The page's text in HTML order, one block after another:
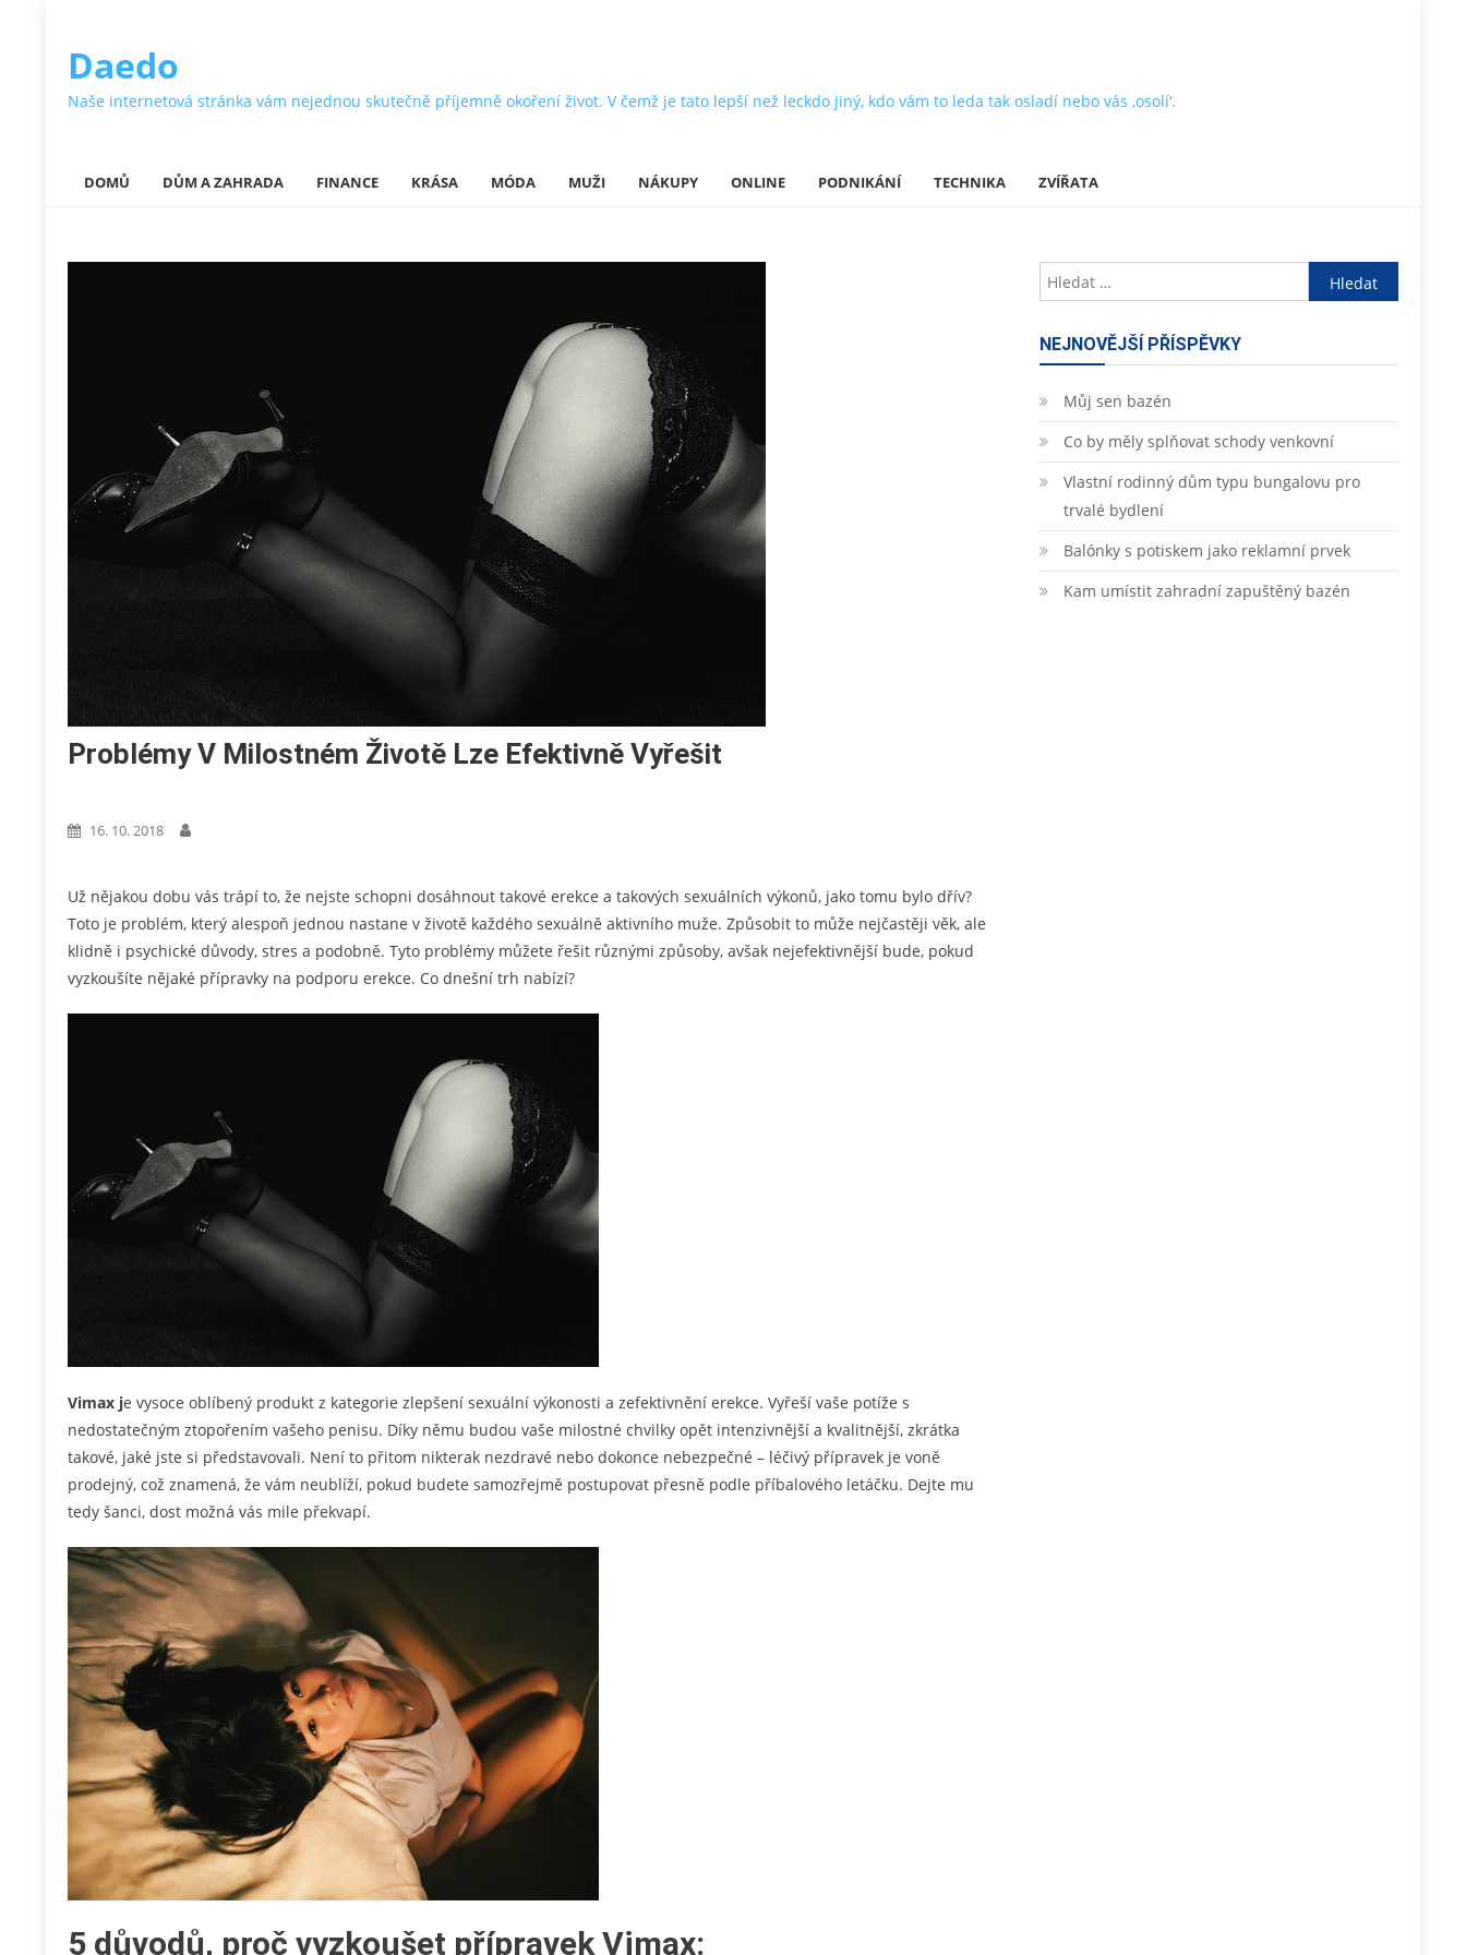
Daedo
Naše internetová stránka vám nejednou skutečně příjemně okoření život. V čemž je tato lepší než leckdo jiný, kdo vám to leda tak osladí nebo vás ‚osolí‘.
DOMŮ DŮM A ZAHRADA FINANCE KRÁSA MÓDA MUŽI NÁKUPY ONLINE PODNIKÁNÍ TECHNIKA ZVÍŘATA
Problémy V Milostném Životě Lze Efektivně Vyřešit
16. 10. 2018
Už nějakou dobu vás trápí to, že nejste schopni dosáhnout takové erekce a takových sexuálních výkonů, jako tomu bylo dřív?
Toto je problém, který alespoň jednou nastane v životě každého sexuálně aktivního muže. Způsobit to může nejčastěji věk, ale
klidně i psychické důvody, stres a podobně. Tyto problémy můžete řešit různými způsoby, avšak nejefektivnější bude, pokud
vyzkoušíte nějaké přípravky na podporu erekce. Co dnešní trh nabízí?
Vimax je vysoce oblíbený produkt z kategorie zlepšení sexuální výkonosti a zefektivnění erekce. Vyřeší vaše potíže s
nedostatečným ztopořením vašeho penisu. Díky němu budou vaše milostné chvilky opět intenzivnější a kvalitnější, zkrátka
takové, jaké jste si představovali. Není to přitom nikterak nezdravé nebo dokonce nebezpečné – léčivý přípravek je voně
prodejný, což znamená, že vám neublíží, pokud budete samozřejmě postupovat přesně podle příbalového letáčku. Dejte mu
tedy šanci, dost možná vás mile překvapí.
5 důvodů, proč vyzkoušet přípravek Vimax:
Vyhledávání
NEJNOVĚJŠÍ PŘÍSPĚVKY
Můj sen bazén
Co by měly splňovat schody venkovní
Vlastní rodinný dům typu bungalovu pro
trvalé bydlení
Balónky s potiskem jako reklamní prvek
Kam umístit zahradní zapuštěný bazén